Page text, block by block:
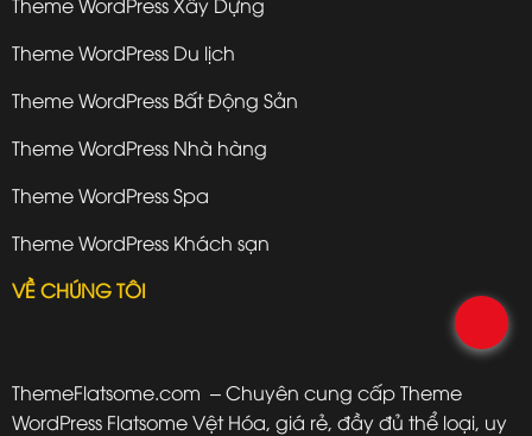
Theme WordPress Du lịch
Theme WordPress Bất Động Sản
Theme WordPress Nhà hàng
Theme WordPress Spa
Theme WordPress Khách sạn
VỀ CHÚNG TÔI
ThemeFlatsome.com – Chuyên cung cấp Theme
WordPress Flatsome Vệt Hóa, giá rẻ, đầy đủ thể loại, uy